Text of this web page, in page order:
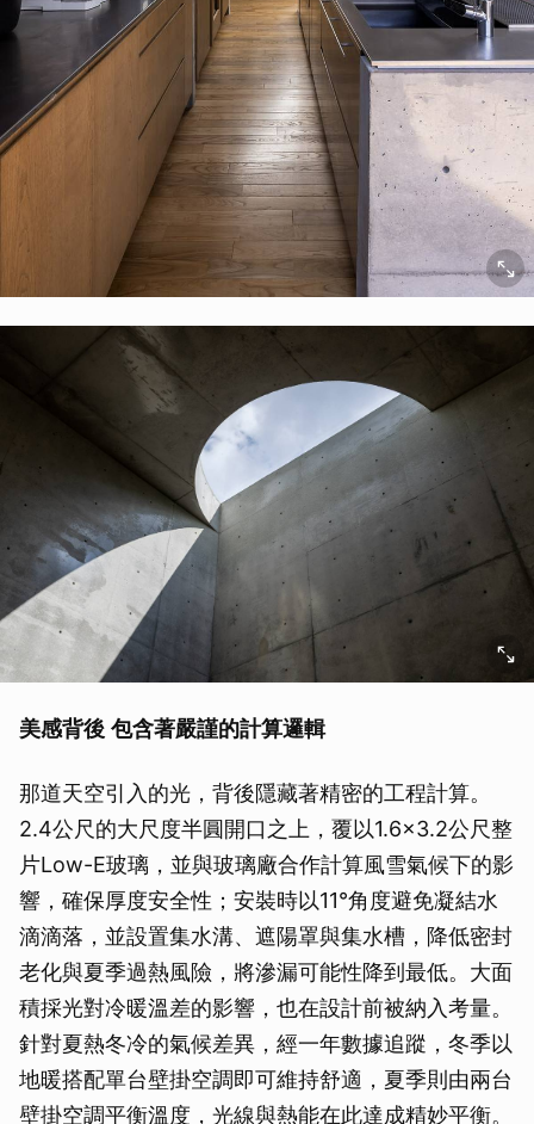
美感背後 包含著嚴謹的計算邏輯
那道天空引入的光，背後隱藏著精密的工程計算。
2.4公尺的大尺度半圓開口之上，覆以1.6×3.2公尺整
片Low-E玻璃，並與玻璃廠合作計算風雪氣候下的影
響，確保厚度安全性；安裝時以11°角度避免凝結水
滴滴落，並設置集水溝、遮陽罩與集水槽，降低密封
老化與夏季過熱風險，將滲漏可能性降到最低。大面
積採光對冷暖溫差的影響，也在設計前被納入考量。
針對夏熱冬冷的氣候差異，經一年數據追蹤，冬季以
地暖搭配單台壁掛空調即可維持舒適，夏季則由兩台
壁掛空調平衡溫度，光線與熱能在此達成精妙平衡。